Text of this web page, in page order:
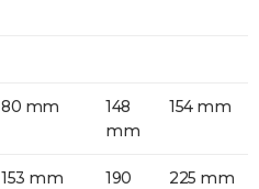
80 mm
148
mm
154 mm
153 mm
190
225 mm